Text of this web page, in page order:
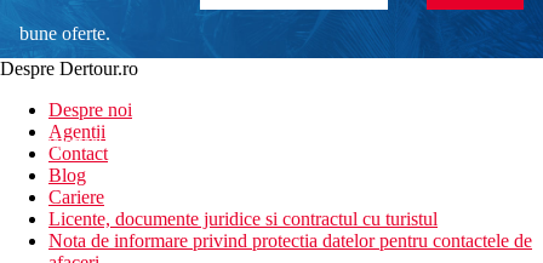
bune oferte.
newsletter!
Despre Dertour.ro
Despre noi
Agentii
Contact
Blog
Cariere
Licente, documente juridice si contractul cu turistul
Nota de informare privind protectia datelor pentru contactele de